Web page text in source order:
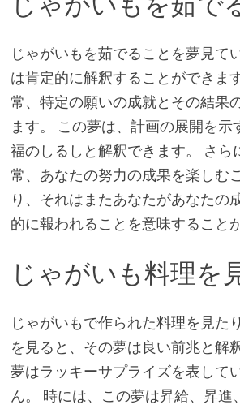
じゃがいもを茹でることを夢見て
は肯定的に解釈することができま
常、特定の願いの成就とその結果
ます。 この夢は、計画の展開を示
福のしるしと解釈できます。 さら
常、あなたの努力の成果を楽しむ
り、それはまたあなたがあなたの
的に報われることを意味すること
じゃがいも料理を
じゃがいもで作られた料理を見た
を見ると、その夢は良い前兆と解
夢はラッキーサプライズを表して
ん。 時には、この夢は昇給、昇進